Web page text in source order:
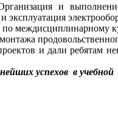
и
междисциплинарному
и дали ребятам
успехов в